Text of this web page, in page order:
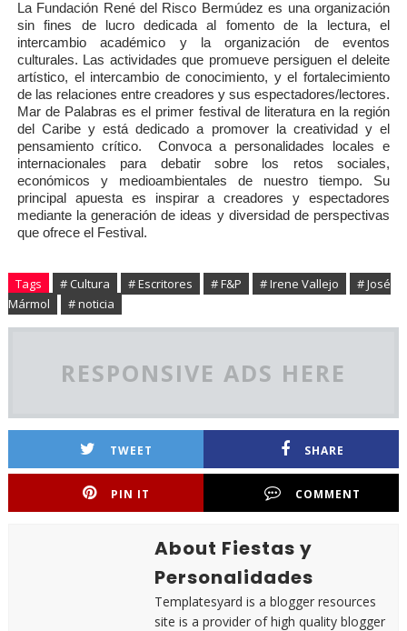
La Fundación René del Risco Bermúdez es una organización
sin fines de lucro dedicada al fomento de la lectura, el
intercambio académico y la organización de eventos
culturales. Las actividades que promueve persiguen el deleite
artístico, el intercambio de conocimiento, y el fortalecimiento
de las relaciones entre creadores y sus espectadores/lectores.
Mar de Palabras es el primer festival de literatura en la región
del Caribe y está dedicado a promover la creatividad y el
pensamiento crítico. Convoca a personalidades locales e
internacionales para debatir sobre los retos sociales,
económicos y medioambientales de nuestro tiempo. Su
principal apuesta es inspirar a creadores y espectadores
mediante la generación de ideas y diversidad de perspectivas
que ofrece el Festival.
Tags # Cultura # Escritores # F&P # Irene Vallejo
# José
Mármol
# noticia
RESPONSIVE ADS HERE
TWEET SHARE
PIN IT COMMENT
About Fiestas y
Personalidades
Templatesyard is a blogger resources
site is a provider of high quality blogger